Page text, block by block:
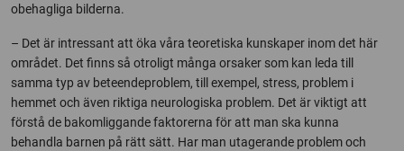
obehagliga bilderna.
– Det är intressant att öka våra teoretiska kunskaper inom det här
området. Det finns så otroligt många orsaker som kan leda till
samma typ av beteendeproblem, till exempel, stress, problem i
hemmet och även riktiga neurologiska problem. Det är viktigt att
förstå de bakomliggande faktorerna för att man ska kunna
behandla barnen på rätt sätt. Har man utagerande problem och